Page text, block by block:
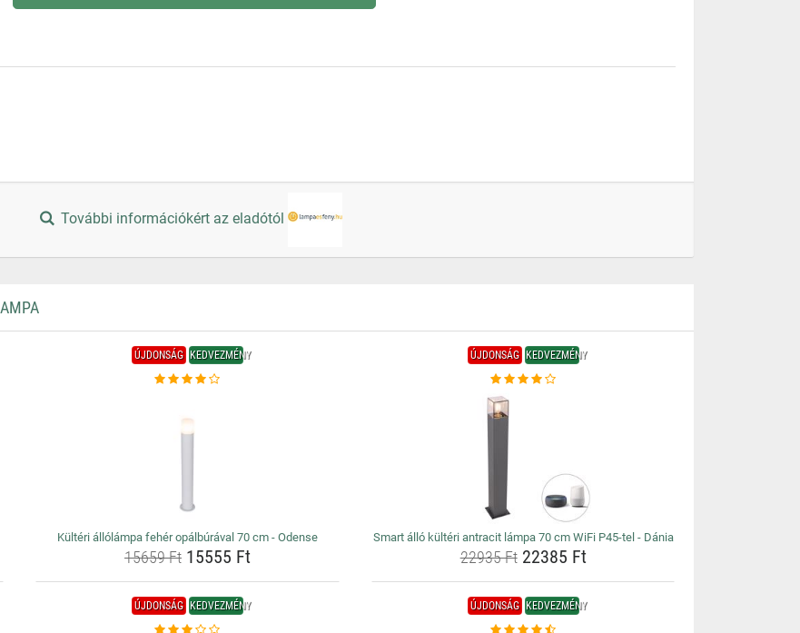
További információkért az eladótól
ÚJDONSÁG KEDVEZMÉNY
Kültéri állólámpa fehér opálbúrával 70 cm - Odense
15659 Ft15555 Ft
ÚJDONSÁG KEDVEZMÉNY
Smart álló kültéri antracit lámpa 70 cm WiFi P45-tel - Dánia
22935 Ft22385 Ft
ÚJDONSÁG KEDVEZMÉNY ÚJDONSÁG KEDVEZMÉNY